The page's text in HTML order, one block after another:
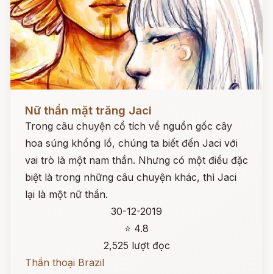
Nữ thần mặt trăng Jaci
Trong câu chuyện cổ tích về nguồn gốc cây
hoa súng khổng lồ, chúng ta biết đến Jaci với
vai trò là một nam thần. Nhưng có một điều đặc
biệt là trong những câu chuyện khác, thì Jaci
lại là một nữ thần.
30-12-2019
⭐ 4.8
2,525 lượt đọc
Thần thoại Brazil